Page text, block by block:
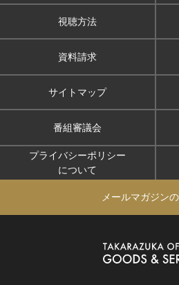
視聴方法
資料請求
サイトマップ
番組審議会
プライバシーポリシー
について
メールマガジン